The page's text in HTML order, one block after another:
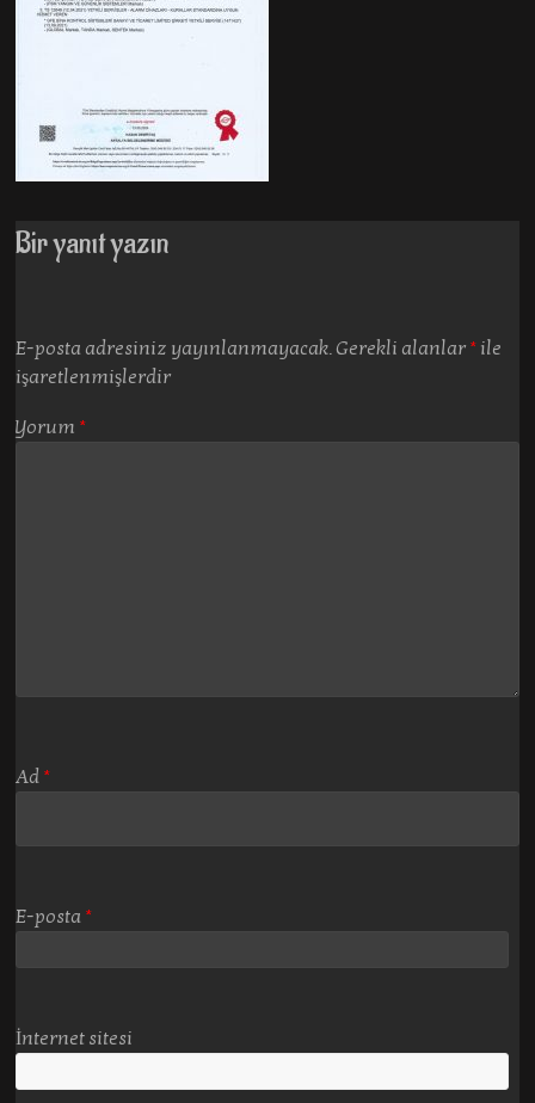
Bir yanıt yazın
E-posta adresiniz yayınlanmayacak. Gerekli alanlar * ile
işaretlenmişlerdir
Yorum *
Ad *
E-posta *
İnternet sitesi